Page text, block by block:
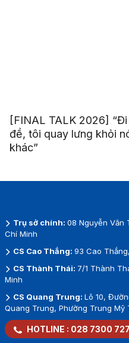
[FINAL TALK 2026]
đề, tôi quay lưng khỏi
khác”
Trụ sở chính: 08 Nguyễn Văn
Chí Minh
CS Cao Thắng: 93 Cao
CS Thành Thái: 7/1 Thành
Minh
CS Quang Trung: Lô 10,
Quang Trung, Phường Trung Mỹ
HOTLINE : 028 7300